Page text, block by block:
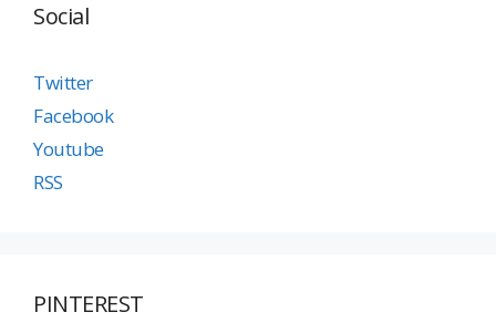
Social
Twitter
Facebook
Youtube
RSS
PINTEREST